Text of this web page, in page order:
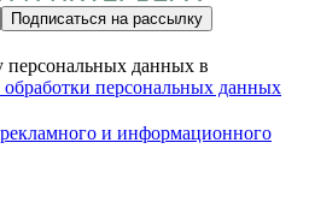
Подписаться на рассылку
персональных данных в
персональных данных
и информационного